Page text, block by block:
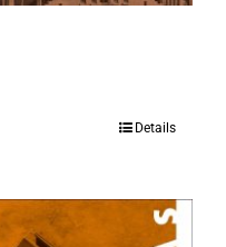
Details